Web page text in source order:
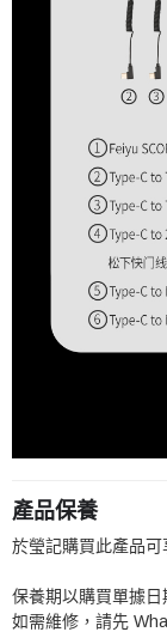
產品保養
於瑩記購買此產品可
保養期以購買單據日
如需維修，請先